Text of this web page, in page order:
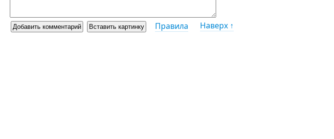
Правила Наверх ↑